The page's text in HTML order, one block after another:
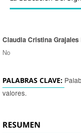
Autores/as
Claudia Cristina
No
PALABRAS CLAVE:
valores.
RESUMEN